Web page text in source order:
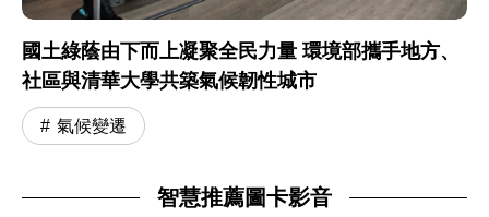
國土綠蔭由下而上凝聚全民力量 環境部攜手地方、
社區與清華大學共築氣候韌性城市
氣候變遷
智慧推薦圖卡影音